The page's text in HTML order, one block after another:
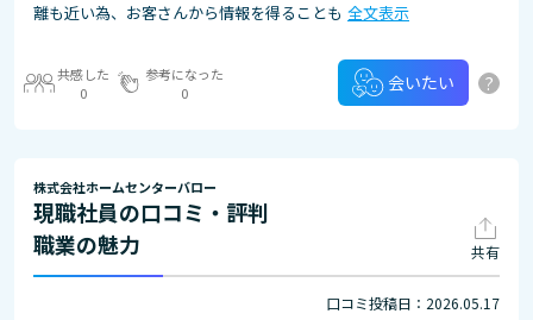
離も近い為、お客さんから情報を得ることも 全文表示
共感した
0
参考になった
0
会いたい ?
株式会社ホームセンターバロー
現職社員の口コミ・評判
職業の魅力
共有
口コミ投稿日：2026.05.17